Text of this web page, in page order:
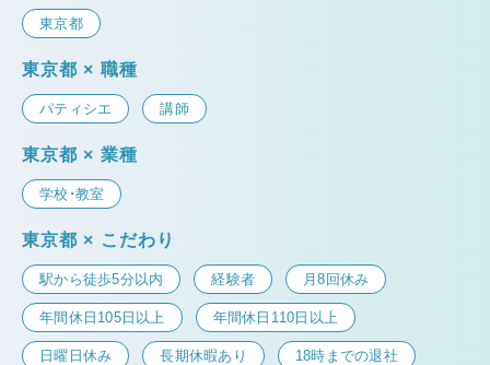
東京都
東京都 × 職種
パティシエ 講師
東京都 × 業種
学校・教室
東京都 × こだわり
駅から徒歩5分以内 経験者 月8回休み
年間休日105日以上 年間休日110日以上
日曜日休み 長期休暇あり 18時までの退社